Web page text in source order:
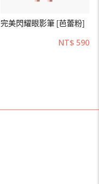
完美閃耀眼影筆 [芭蕾粉]
NT$ 590